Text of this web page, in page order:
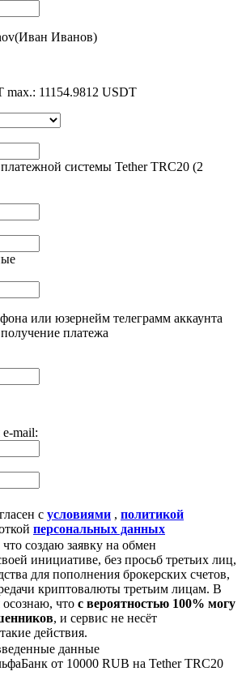
Иванов)
max.: 11154.9812 USDT
системы Tether TRC20 (2
или юзернейм телеграмм аккаунта
платежа
mail:
с условиями , политикой
персональных данных
создаю заявку на обмен
инициативе, без просьб третьих лиц,
для пополнения брокерских счетов,
криптовалюты третьим лицам. В
что с вероятностью 100% могу
, и сервис не несёт
действия.
данные
от 10000 RUB на Tether TRC20